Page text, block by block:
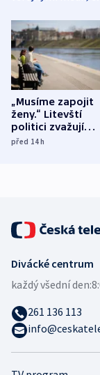
„Musíme zapojit
ženy.“ Litevští
politici zvažují
dohodu o
před 14h
Divácké centrum
každý všední den:
261 136 113